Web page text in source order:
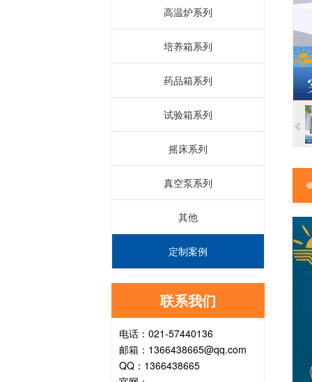
高温炉系列
培养箱系列
药品箱系列
试验箱系列
摇床系列
真空泵系列
其他
定制案例
联系我们
电话：021-57440136
邮箱：1366438665@qq.com
QQ：1366438665